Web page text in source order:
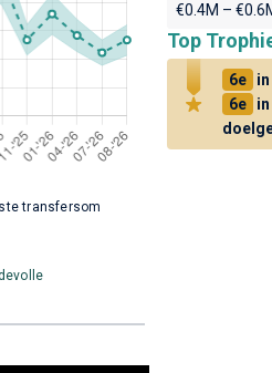
transfersom
€0.4M –
Top
6e
6e